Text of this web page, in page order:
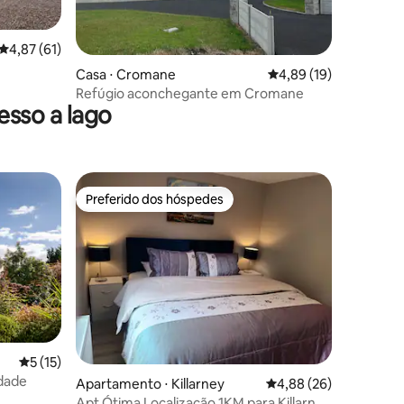
de uma avaliação média de 5, 61 avaliações
4,87 (61)
Casa ⋅ Cromane 4,89 de uma
4,89 (19)
Refúgio aconchegante em Cromane
a lago
5 de uma avaliação média de 5, 15 avaliações
5 (15)
Preferido dos hóspedes
Preferido dos hóspedes
Apartamento ⋅ Killarney 4,88 de uma
4,88 (26)